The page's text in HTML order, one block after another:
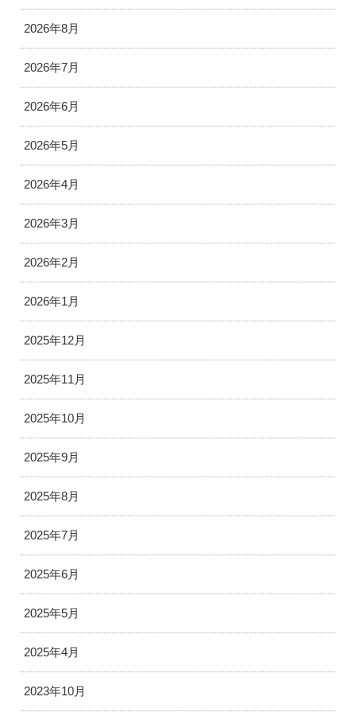
2026年8月
2026年7月
2026年6月
2026年5月
2026年4月
2026年3月
2026年2月
2026年1月
2025年12月
2025年11月
2025年10月
2025年9月
2025年8月
2025年7月
2025年6月
2025年5月
2025年4月
2023年10月